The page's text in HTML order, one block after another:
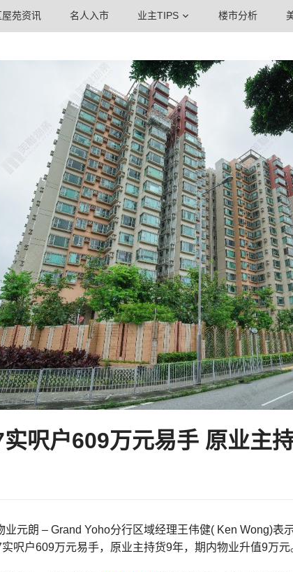
苑资讯 名人入市 业主TIPS 楼市分析
呎户609万元易手 原业主
业元朗 – Grand Yoho分行区域经理王伟健( Ken Wong)
呎户609万元易手，原业主持货9年，期内物业升值9万元